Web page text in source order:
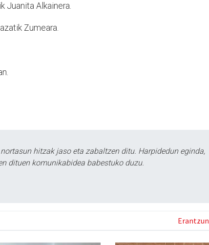
Juanita Alkainera.
Zumeara.
hitzak jaso eta zabaltzen ditu. Harpidedun eginda,
dituen komunikabidea babestuko duzu.
Erantzun